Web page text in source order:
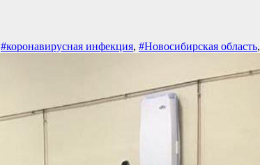
#коронавирусная инфекция, #Новосибирская область,